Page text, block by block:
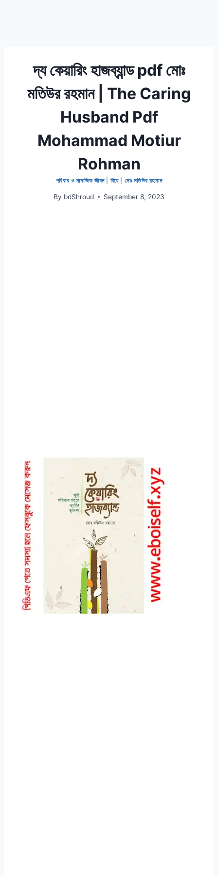
দ্য কেয়ারিং হাজব্যান্ড pdf মোঃ
মতিউর রহমান | The Caring
Husband Pdf
Mohammad Motiur
Rohman
পরিবার ও সামাজিক জীবন| বিয়ে| মোঃ মতিউর রহমান
By bdShroud September 8, 2023